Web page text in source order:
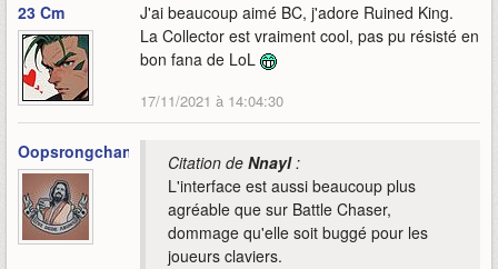
23 Cm
J'ai beaucoup aimé BC, j'adore Ruined King.
La Collector est vraiment cool, pas pu résisté en
bon fana de LoL
17/11/2021 à 14:04:30
Oopsrongchan Citation de Nnayl:
L'interface est aussi beaucoup plus
agréable que sur Battle Chaser,
dommage qu'elle soit buggé pour les
joueurs claviers.